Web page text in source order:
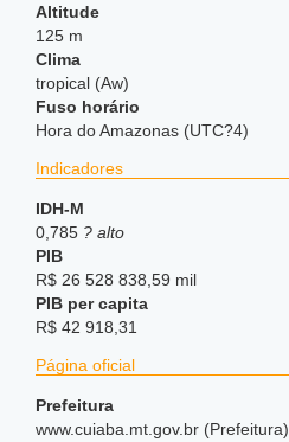
Altitude
125 m
Clima
tropical (Aw)
Fuso horário
Hora do Amazonas (UTC?4)
Indicadores
IDH-M
0,785 ? alto
PIB
R$ 26 528 838,59 mil
PIB per capita
R$ 42 918,31
Página oficial
Prefeitura
www.cuiaba.mt.gov.br (Prefeitura)